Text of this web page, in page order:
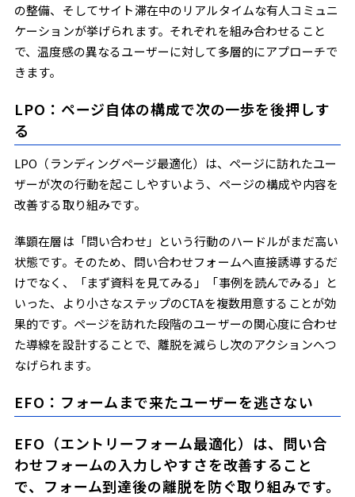
の整備、そしてサイト滞在中のリアルタイムな有人コミュニ
ケーションが挙げられます。それぞれを組み合わせること
で、温度感の異なるユーザーに対して多層的にアプローチで
きます。
LPO：ページ自体の構成で次の一歩を後押しす
る
LPO（ランディングページ最適化）は、ページに訪れたユー
ザーが次の行動を起こしやすいよう、ページの構成や内容を
改善する取り組みです。
準顕在層は「問い合わせ」という行動のハードルがまだ高い
状態です。そのため、問い合わせフォームへ直接誘導するだ
けでなく、「まず資料を見てみる」「事例を読んでみる」と
いった、より小さなステップのCTAを複数用意することが効
果的です。ページを訪れた段階のユーザーの関心度に合わせ
た導線を設計することで、離脱を減らし次のアクションへつ
なげられます。
EFO：フォームまで来たユーザーを逃さない
EFO（エントリーフォーム最適化）は、問い合
わせフォームの入力しやすさを改善すること
で、フォーム到達後の離脱を防ぐ取り組みです。